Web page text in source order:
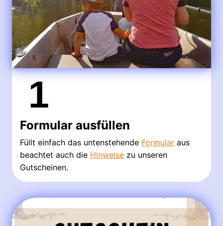
1
Formular ausfüllen
Füllt einfach das untenstehende Formular aus
beachtet auch die Hinweise zu unseren
Gutscheinen.